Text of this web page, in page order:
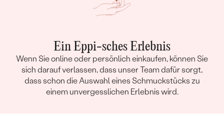
Ein Eppi-sches Erlebnis
Wenn Sie online oder persönlich einkaufen, können Sie
sich darauf verlassen, dass unser Team dafür sorgt,
dass schon die Auswahl eines Schmuckstücks zu
einem unvergesslichen Erlebnis wird.